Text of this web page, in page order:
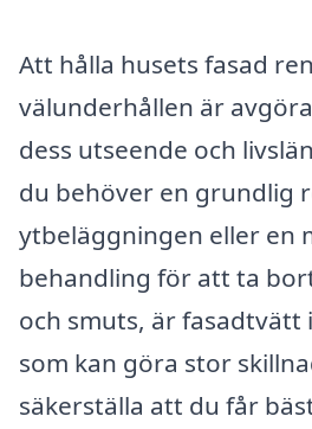
Att hålla husets fasad
välunderhållen är
dess utseende och
du behöver en grundlig
ytbeläggningen eller en
behandling för att ta
och smuts, är fasadtvätt
som kan göra stor
säkerställa att du får